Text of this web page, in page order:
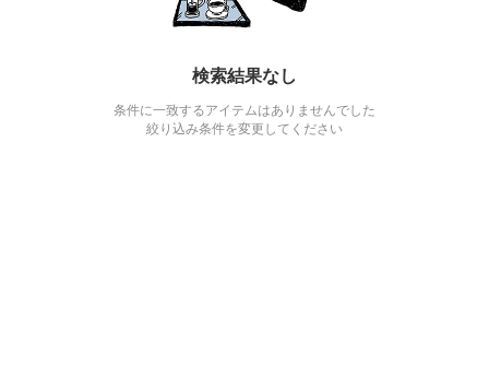
検索結果なし
条件に一致するアイテムはありませんでした
絞り込み条件を変更してください